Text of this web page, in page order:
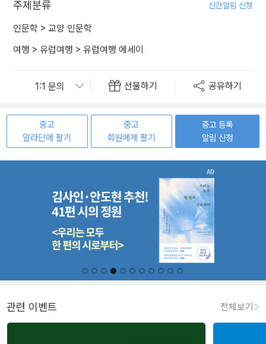
주제분류 신간알림 신청
인문학 > 교양 인문학
여행 > 유럽여행 > 유럽여행 에세이
선물하기 공유하기
중고
알라딘에 팔기
중고
회원에게 팔기
중고 등록
알림 신청
관련 이벤트 전체보기